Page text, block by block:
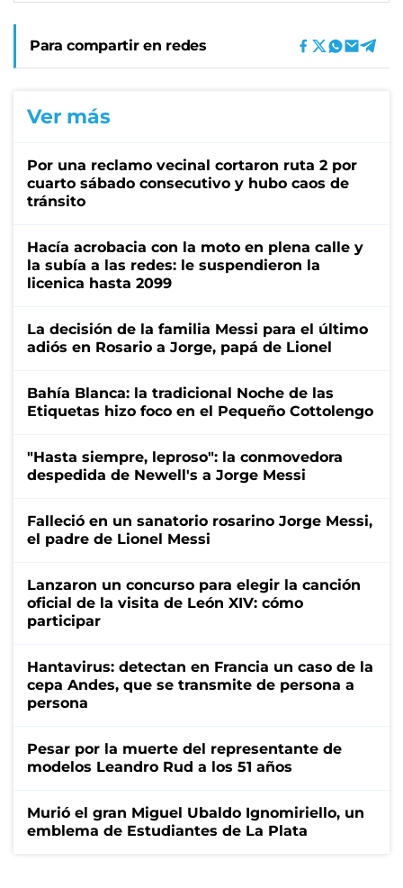
Para compartir en redes
Ver más
Por una reclamo vecinal cortaron ruta 2 por
cuarto sábado consecutivo y hubo caos de
tránsito
Hacía acrobacia con la moto en plena calle y
la subía a las redes: le suspendieron la
licenica hasta 2099
La decisión de la familia Messi para el último
adiós en Rosario a Jorge, papá de Lionel
Bahía Blanca: la tradicional Noche de las
Etiquetas hizo foco en el Pequeño Cottolengo
"Hasta siempre, leproso": la conmovedora
despedida de Newell's a Jorge Messi
Falleció en un sanatorio rosarino Jorge Messi,
el padre de Lionel Messi
Lanzaron un concurso para elegir la canción
oficial de la visita de León XIV: cómo
participar
Hantavirus: detectan en Francia un caso de la
cepa Andes, que se transmite de persona a
persona
Pesar por la muerte del representante de
modelos Leandro Rud a los 51 años
Murió el gran Miguel Ubaldo Ignomiriello, un
emblema de Estudiantes de La Plata